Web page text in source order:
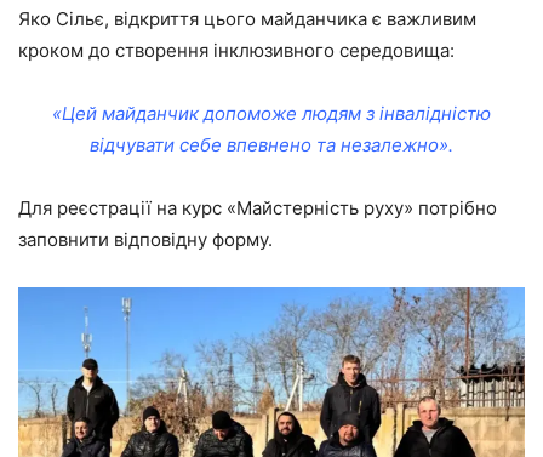
Яко Сільє, відкриття цього майданчика є важливим
кроком до створення інклюзивного середовища:
«Цей майданчик допоможе людям з інвалідністю
відчувати себе впевнено та незалежно».
Для реєстрації на курс «Майстерність руху» потрібно
заповнити відповідну форму.